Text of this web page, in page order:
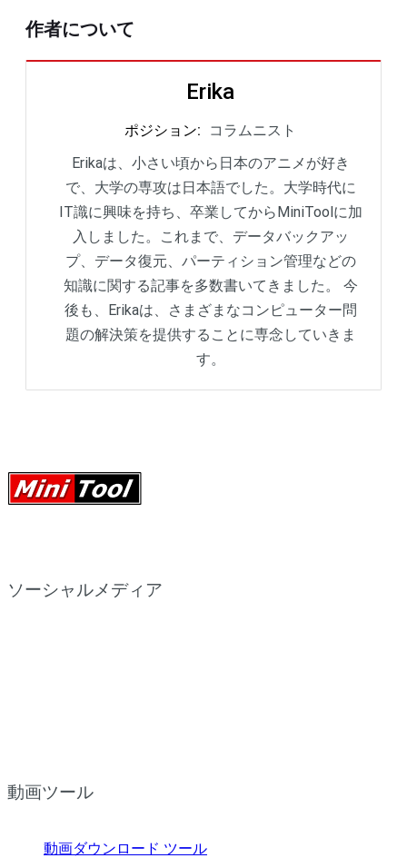
作者について
Erika
ポジション:
コラムニスト
Erikaは、小さい頃から日本のアニメが好き
で、大学の専攻は日本語でした。大学時代に
IT識に興味を持ち、卒業してからMiniToolに加
入しました。これまで、データバックアッ
プ、データ復元、パーティション管理などの
知識に関する記事を多数書いてきました。 今
後も、Erikaは、さまざまなコンピューター問
題の解決策を提供することに専念していきま
す。
ソーシャルメディア
動画ツール
動画ダウンロード ツール